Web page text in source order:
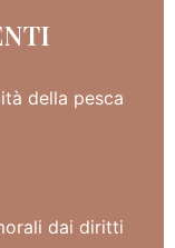
della pesca
dai diritti